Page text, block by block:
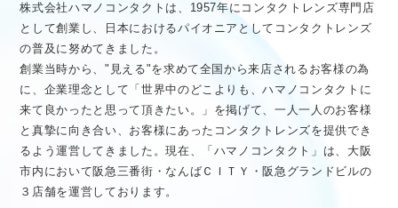
株式会社ハマノコンタクトは、1957年にコンタクトレンズ専門店
として創業し、日本におけるパイオニアとしてコンタクトレンズ
の普及に努めてきました。
創業当時から、"見える"を求めて全国から来店されるお客様の為
に、企業理念として「世界中のどこよりも、ハマノコンタクトに
来て良かったと思って頂きたい。」を掲げて、一人一人のお客様
と真摯に向き合い、お客様にあったコンタクトレンズを提供でき
るよう運営してきました。現在、「ハマノコンタクト」は、大阪
市内において阪急三番街・なんばＣＩＴＹ・阪急グランドビルの
３店舗を運営しております。